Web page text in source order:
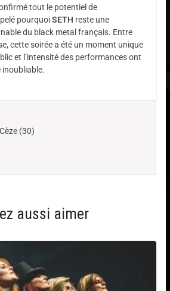
tout le potentiel de
pourquoiSETH reste une
du black metal français. Entre
cette soirée a été un moment unique
et l’intensité des performances ont
inoubliable.
(30)
aussi aimer